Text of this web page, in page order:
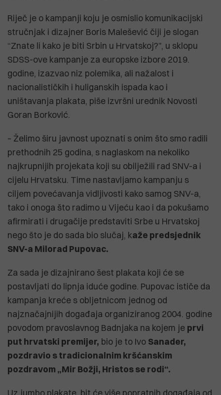
Riječ je o kampanji koju je osmislio komunikacijski
stručnjak i dizajner Boris Malešević čiji je slogan
“Znate li kako je biti Srbin u Hrvatskoj?”, u sklopu
SDSS-ove kampanje za europske izbore 2019.
godine, izazvao niz polemika, ali nažalost i
nacionalističkih i huliganskih ispada kao i
uništavanja plakata, piše izvršni urednik Novosti
Goran Borković.
– Želimo širu javnost upoznati s onim što smo radili
prethodnih 25 godina, s naglaskom na nekoliko
najkrupnijih projekata koji su obilježili rad SNV-a i
cijelu Hrvatsku. Time nastavljamo kampanju s
ciljem povećavanja vidljivosti kako samog SNV-a,
tako i onoga što radimo u Vijeću kao i da pokušamo
afirmirati i drugačije predstaviti Srbe u Hrvatskoj
nego što je do sada bio slučaj, kaže predsjednik
SNV-a Milorad Pupovac.
Za sada je dizajnirano šest plakata koji će se
postavljati do lipnja iduće godine. Pupovac ističe da
kampanja kreće s obljetnicom jednog od
najznačajnijih događaja organiziranog 2004. godine
povodom pravoslavnog Badnjaka na kojem je prvi
put hrvatski premijer, bio je to Ivo Sanader,
pozdravio s tradicionalnim kršćanskim
pozdravom „Mir Božji, Hristos se rodi“.
Uz jumbo plakate, bit će više popratnih događaja od